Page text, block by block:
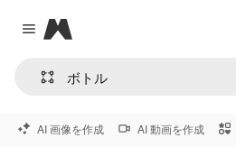
Close menu
Magnific
AI 画像を作成 AI 動画を作成